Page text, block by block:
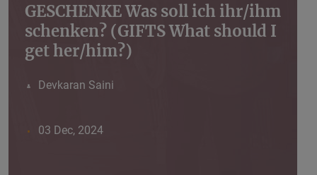
GESCHENKE Was soll ich ihr/ihm
schenken? (GIFTS What should I
get her/him?)
Devkaran Saini
03 Dec, 2024